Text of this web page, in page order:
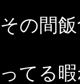
の間
てる